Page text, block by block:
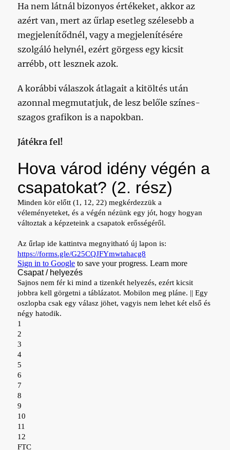
Ha nem látnál bizonyos értékeket, akkor az
azért van, mert az űrlap esetleg szélesebb a
megjelenítődnél, vagy a megjelenítésére
szolgáló helynél, ezért görgess egy kicsit
arrébb, ott lesznek azok.
A korábbi válaszok átlagait a kitöltés után
azonnal megmutatjuk, de lesz belőle színes-
szagos grafikon is a napokban.
Játékra fel!